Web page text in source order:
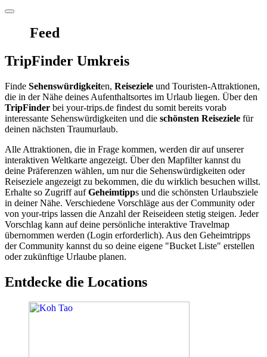
Feed
TripFinder Umkreis
Finde Sehenswürdigkeiten, Reiseziele und Touristen-Attraktionen,
die in der Nähe deines Aufenthaltsortes im Urlaub liegen. Über den
TripFinder bei your-trips.de findest du somit bereits vorab
interessante Sehenswürdigkeiten und die schönsten Reiseziele für
deinen nächsten Traumurlaub.
Alle Attraktionen, die in Frage kommen, werden dir auf unserer
interaktiven Weltkarte angezeigt. Über den Mapfilter kannst du
deine Präferenzen wählen, um nur die Sehenswürdigkeiten oder
Reiseziele angezeigt zu bekommen, die du wirklich besuchen willst.
Erhalte so Zugriff aufGeheimtipps und die schönsten Urlaubsziele
in deiner Nähe. Verschiedene Vorschläge aus der Community oder
von your-trips lassen die Anzahl der Reiseideen stetig steigen. Jeder
Vorschlag kann auf deine persönliche interaktive Travelmap
übernommen werden (Login erforderlich). Aus den Geheimtripps
der Community kannst du so deine eigene "Bucket Liste" erstellen
oder zukünftige Urlaube planen.
Entdecke die Locations